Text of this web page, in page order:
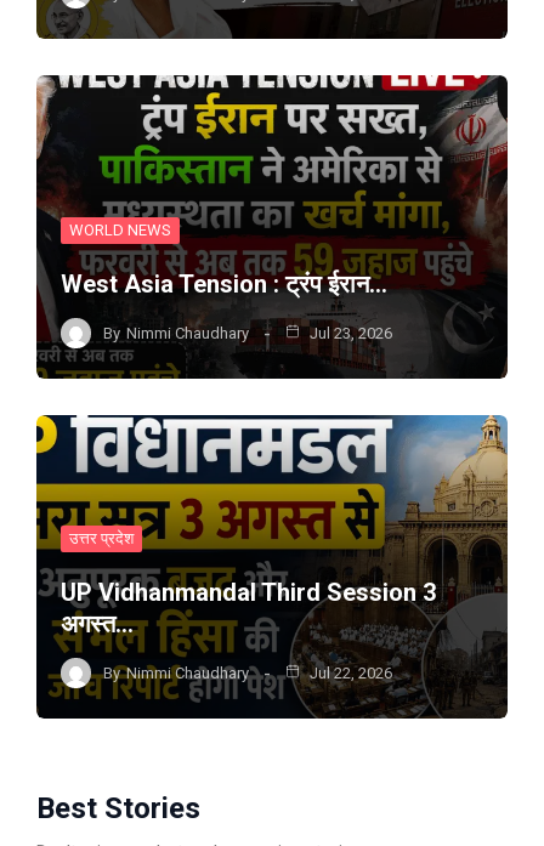
WORLD NEWS
West Asia Tension : ट्रंप ईरान…
By Nimmi Chaudhary Jul 23, 2026
उत्तर प्रदेश
UP Vidhanmandal Third Session 3
अगस्त…
By Nimmi Chaudhary Jul 22, 2026
Best Stories